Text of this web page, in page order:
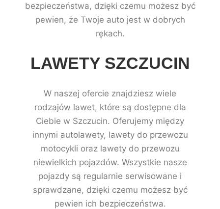
bezpieczeństwa, dzięki czemu możesz być
pewien, że Twoje auto jest w dobrych
rękach.
LAWETY SZCZUCIN
W naszej ofercie znajdziesz wiele
rodzajów lawet, które są dostępne dla
Ciebie w Szczucin. Oferujemy między
innymi autolawety, lawety do przewozu
motocykli oraz lawety do przewozu
niewielkich pojazdów. Wszystkie nasze
pojazdy są regularnie serwisowane i
sprawdzane, dzięki czemu możesz być
pewien ich bezpieczeństwa.